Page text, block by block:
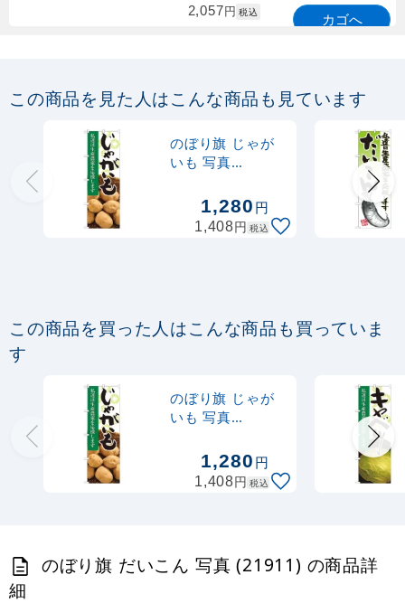
2,057円 税込 カゴへ
1.6～3m 伸縮式 緑 (30537GRN)
売り切れ中
購入不可
定番のぼり竿 オリジナルのぼりポール
1.6～3m 伸縮式 水色 (30537SBL)
定番のぼり竿 オリジナルのぼりポール
367円 税抜
403 円
2,552円 税込
この商品を見た人はこんな商品も見ています
のぼり旗 じゃが
いも 写真
1,280円
1,408円 税込
この商品を買った人はこんな商品も買っていま
す
のぼり旗 じゃが
いも 写真
1,280円
1,408円 税込
のぼり旗 だいこん 写真 (21911) の商品詳
細